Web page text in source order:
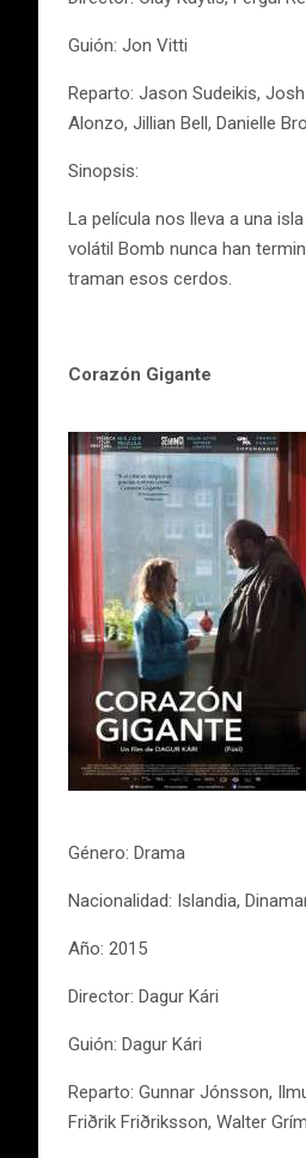
Guión: Jon Vitti
Reparto: Jason Sudeikis,
Alonzo, Jillian Bell, Danielle
Sinopsis:
La película nos lleva a una
volátil Bomb nunca han
traman esos cerdos.
Corazón Gigante
Género: Drama
Nacionalidad: Islandia,
Año: 2015
Director: Dagur Kári
Guión: Dagur Kári
Reparto: Gunnar Jónsson,
Friðrik Friðriksson, Walter